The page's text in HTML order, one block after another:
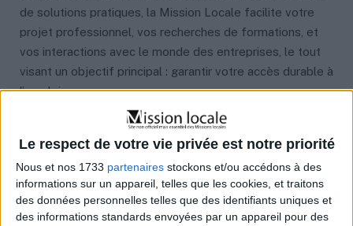
Le respect de votre vie privée est notre priorité
Nous et nos 1733 partenaires stockons et/ou accédons à des
informations sur un appareil, telles que les cookies, et traitons
des données personnelles telles que des identifiants uniques et
des informations standards envoyées par un appareil pour des
de solutions pratiques, la Mission Locale facilite votre
projet professionnel, vos recherches de formations, et
vos interactions avec le monde des entreprises, le tout
visant un objectif principal : garantir votre accès durable à
l’emploi.
Horaires d’ouverture pour un service continu
La Mission Locale est ouverte toute la semaine pour
offrir une flexibilité maximale aux jeunes :